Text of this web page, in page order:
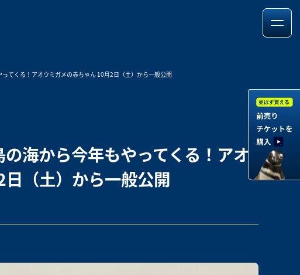
てくる！アオウミガメの赤ちゃん 10月2日（土）から一般公開
海から今年もやってくる！アオ
（土）から一般公開